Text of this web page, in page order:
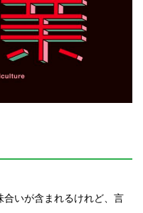
合いが含まれるけれど、言